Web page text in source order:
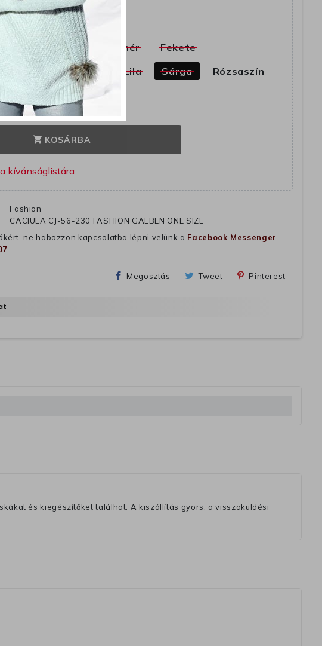
Adóval együtt
Szürke Bézs Fehér
Fekete
Burgundia
Zöld Lila Sárga Rózsaszín
ONE SIZE
shopping_cart KOSÁRBA
Fashion
CACIULA CJ-56-230 FASHION GALBEN ONE SIZE
ne habozzon kapcsolatba lépni velünk a Facebook Messenger
Megosztás Tweet Pinterest
és kiegészítőket találhat. A kiszállítás gyors, a visszaküldési